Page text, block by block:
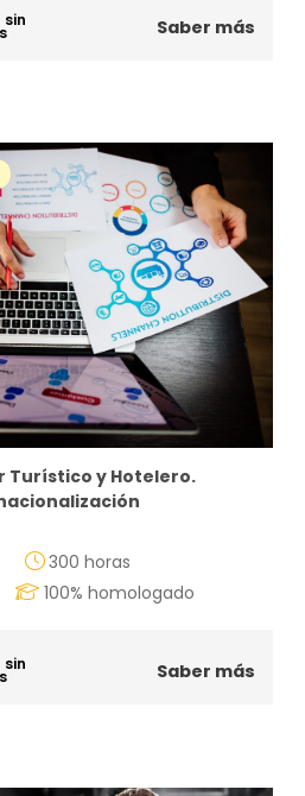
sin Saber más
Turístico y Hotelero.
300 horas
100% homologado
sin Saber más